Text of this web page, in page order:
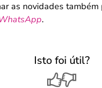
as novidades também
.
Isto foi útil?